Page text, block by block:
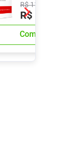
R$115
R$
Comprar